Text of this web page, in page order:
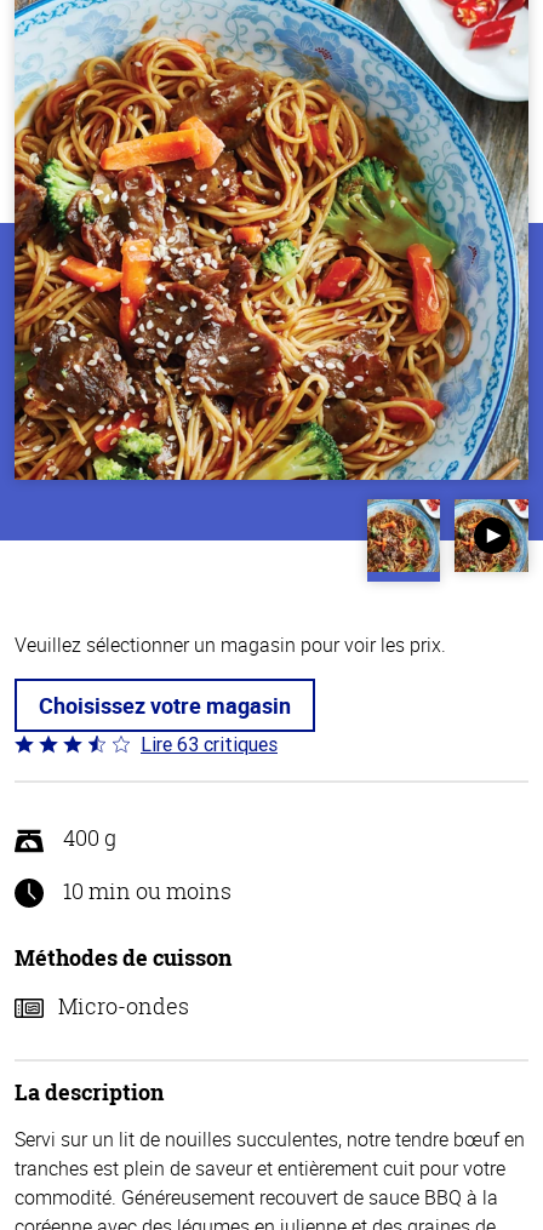
Veuillez sélectionner un magasin pour voir les prix.
Choisissez votre magasin
Coté
3.7 sur
Lire 63 critiques
400 g
10 min ou moins
Méthodes de cuisson
Micro-ondes
La description
Servi sur un lit de nouilles succulentes, notre tendre bœuf en
tranches est plein de saveur et entièrement cuit pour votre
commodité. Généreusement recouvert de sauce BBQ à la